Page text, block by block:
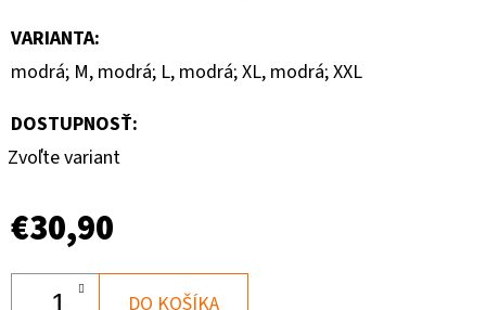
VARIANTA:
modrá; M, modrá; L, modrá; XL, modrá; XXL
DOSTUPNOSŤ:
Zvoľte variant
€30,90
DO KOŠÍKA